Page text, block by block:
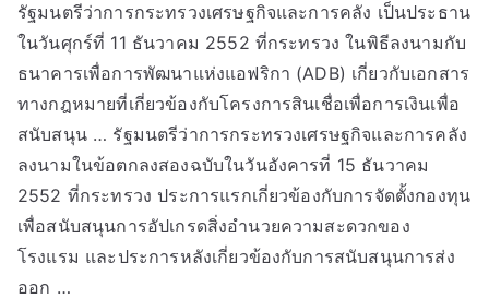
รัฐมนตรีว่าการกระทรวงเศรษฐกิจและการคลัง เป็นประธาน
ในวันศุกร์ที่ 11 ธันวาคม 2552 ที่กระทรวง ในพิธีลงนามกับ
ธนาคารเพื่อการพัฒนาแห่งแอฟริกา (ADB) เกี่ยวกับเอกสาร
ทางกฎหมายที่เกี่ยวข้องกับโครงการสินเชื่อเพื่อการเงินเพื่อ
สนับสนุน … รัฐมนตรีว่าการกระทรวงเศรษฐกิจและการคลัง
ลงนามในข้อตกลงสองฉบับในวันอังคารที่ 15 ธันวาคม
2552 ที่กระทรวง ประการแรกเกี่ยวข้องกับการจัดตั้งกองทุน
เพื่อสนับสนุนการอัปเกรดสิ่งอำนวยความสะดวกของ
โรงแรม และประการหลังเกี่ยวข้องกับการสนับสนุนการส่ง
ออก …